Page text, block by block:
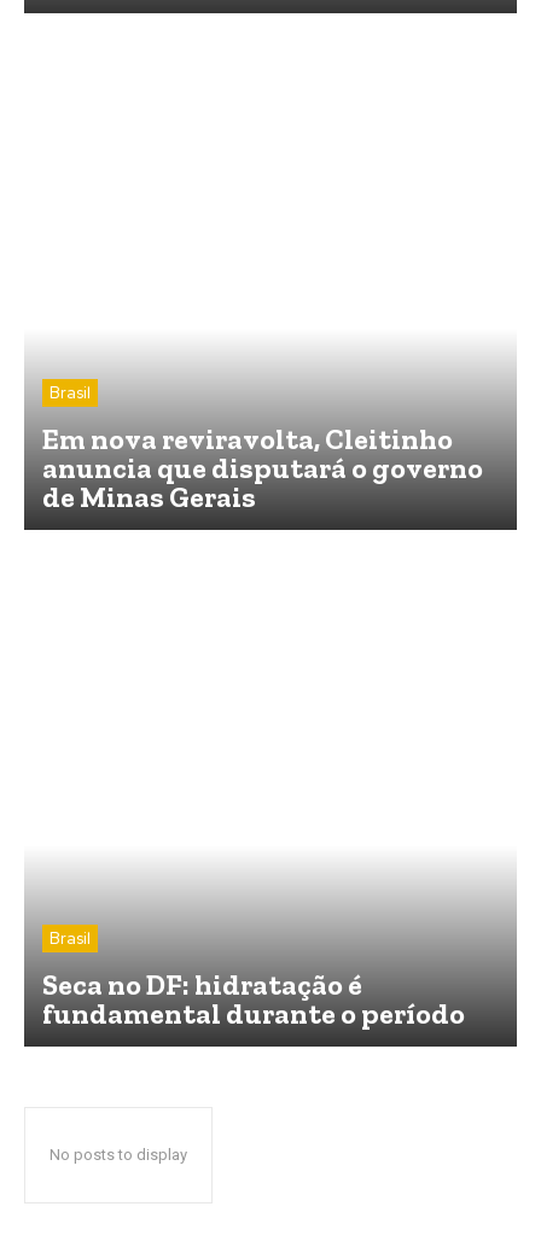
Brasil
Em nova reviravolta, Cleitinho
anuncia que disputará o governo
de Minas Gerais
Brasil
Seca no DF: hidratação é
fundamental durante o período
No posts to display